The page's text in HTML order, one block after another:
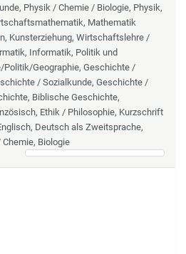
Physik / Chemie / Biologie, Physik,
Mathematik
Kunsterziehung, Wirtschaftslehre /
Informatik, Politik und
Geographie, Geschichte /
/ Sozialkunde, Geschichte /
Biblische Geschichte,
Ethik / Philosophie, Kurzschrift
Deutsch als Zweitsprache,
Biologie